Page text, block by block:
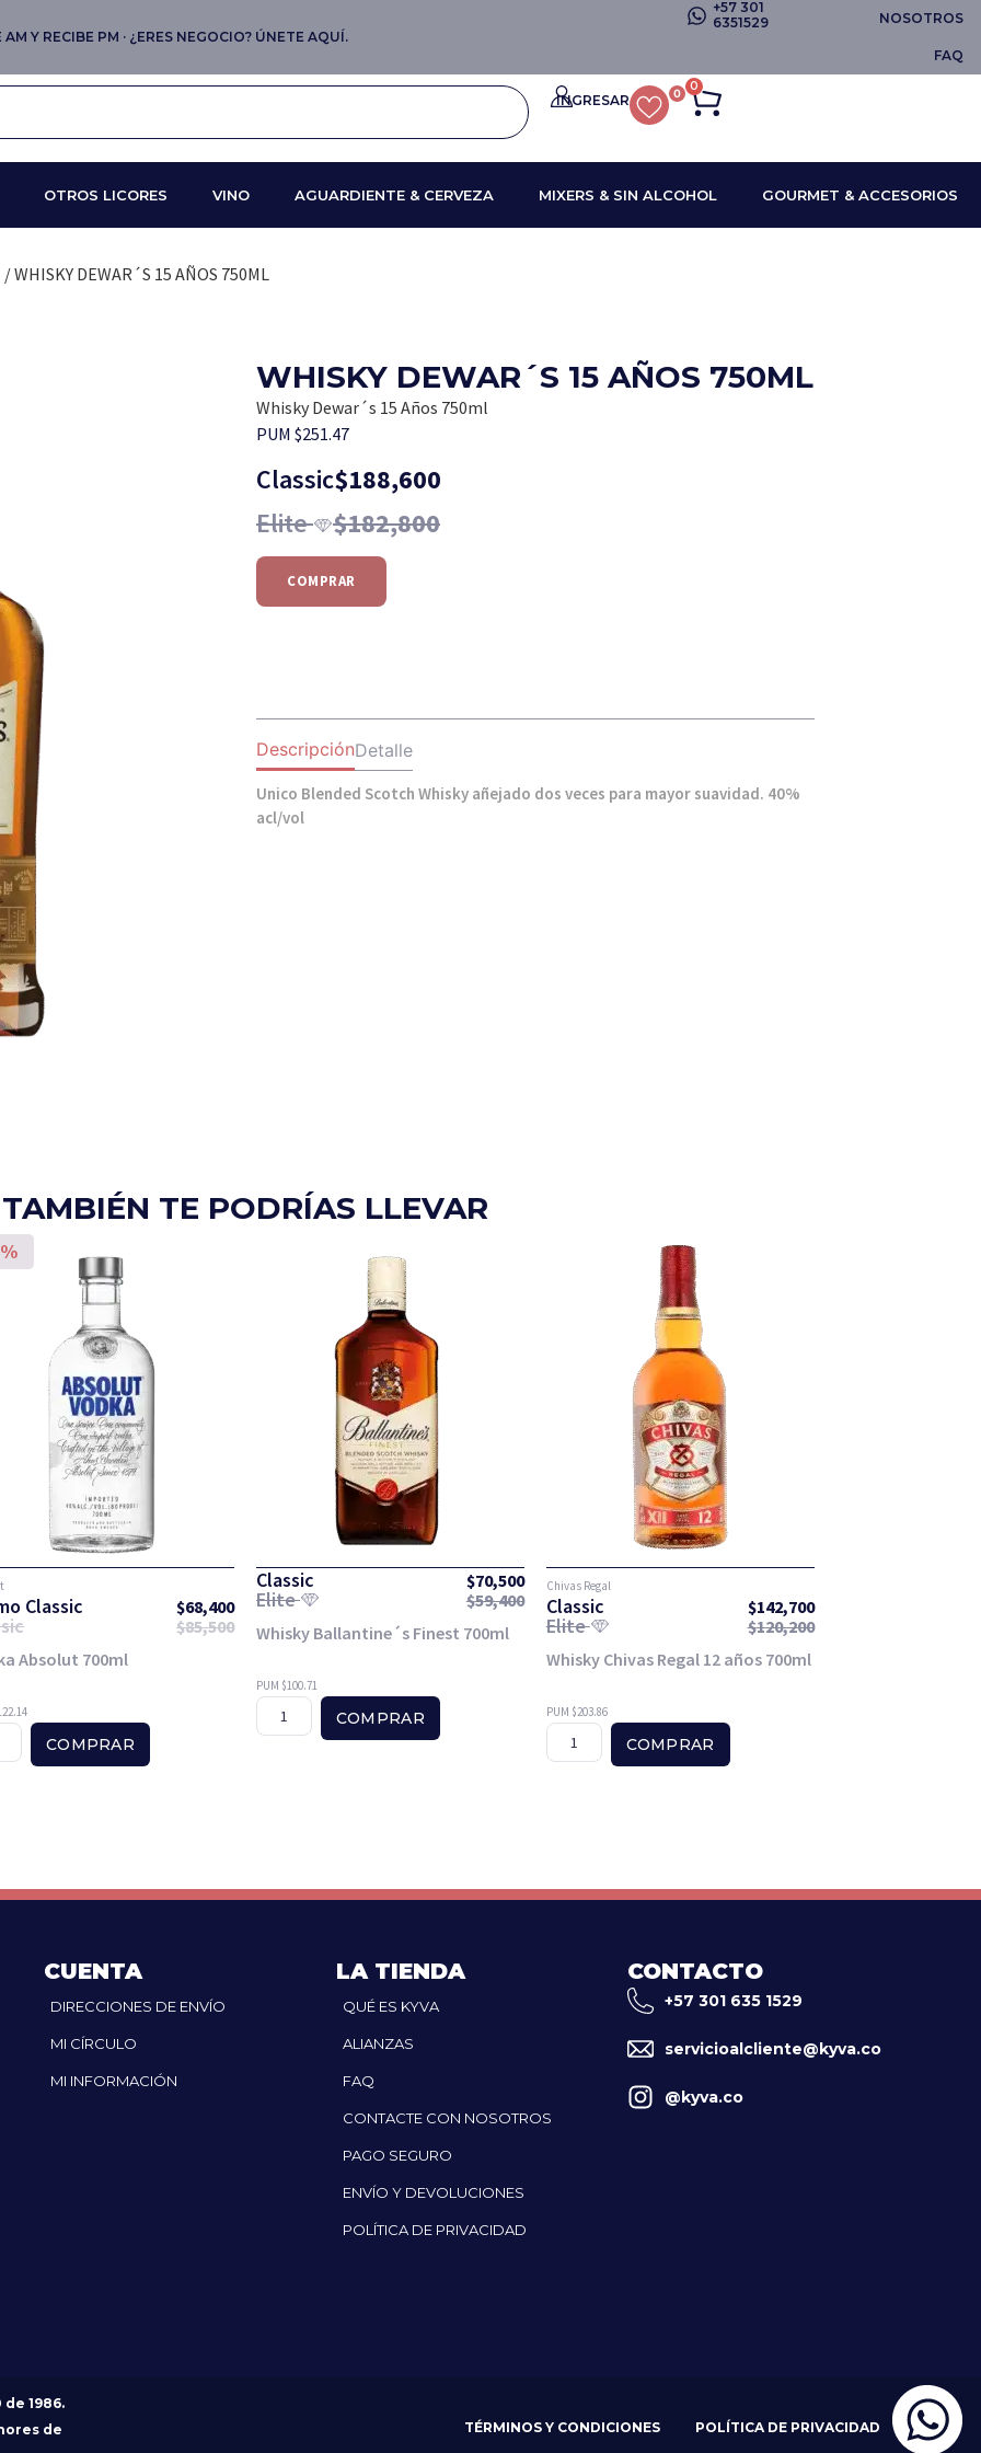
Y RECIBE PM · ¿ERES NEGOCIO? ÚNETE AQUÍ.
+57 301
6351529
NOSOTROS
FAQ
INGRESAR 0 0
OTROS LICORES VINO AGUARDIENTE & CERVEZA MIXERS & SIN ALCOHOL GOURMET & ACCESORIOS
/ WHISKY DEWAR´S 15 AÑOS 750ML
WHISKY DEWAR´S 15 AÑOS 750ML
Whisky Dewar´s 15 Años 750ml
PUM $251.47
Classic$188,600
Elite $182,800
COMPRAR
DescripciónDetalle
Unico Blended Scotch Whisky añejado dos veces para mayor suavidad. 40%
acl/vol
TAMBIÉN TE PODRÍAS LLEVAR
Classic $68,400
$85,500
Absolut 700ml
COMPRAR
Classic $70,500
Elite $59,400
Whisky Ballantine´s Finest 700ml
PUM $100.71
COMPRAR
Chivas Regal
Classic $142,700
Elite $120,200
Whisky Chivas Regal 12 años 700ml
PUM $203.86
COMPRAR
CUENTA
DIRECCIONES DE ENVÍO
MI CÍRCULO
MI INFORMACIÓN
LA TIENDA
QUÉ ES KYVA
ALIANZAS
FAQ
CONTACTE CON NOSOTROS
PAGO SEGURO
ENVÍO Y DEVOLUCIONES
POLÍTICA DE PRIVACIDAD
CONTACTO
+57 301 635 1529
servicioalcliente@kyva.co
@kyva.co
1986.
de
TÉRMINOS Y CONDICIONES POLÍTICA DE PRIVACIDAD